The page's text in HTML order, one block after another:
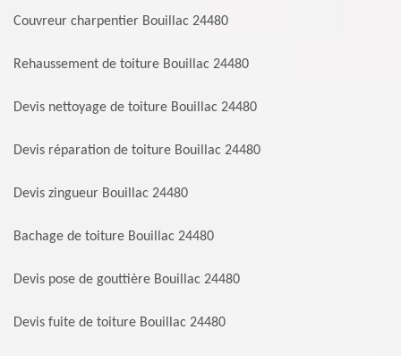
Couvreur charpentier Bouillac 24480
Rehaussement de toiture Bouillac 24480
Devis nettoyage de toiture Bouillac 24480
Devis réparation de toiture Bouillac 24480
Devis zingueur Bouillac 24480
Bachage de toiture Bouillac 24480
Devis pose de gouttière Bouillac 24480
Devis fuite de toiture Bouillac 24480